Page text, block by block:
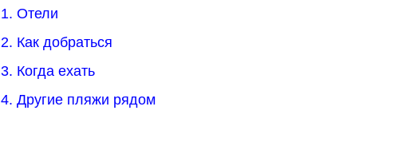
1. Отели
2. Как добраться
3. Когда ехать
4. Другие пляжи рядом